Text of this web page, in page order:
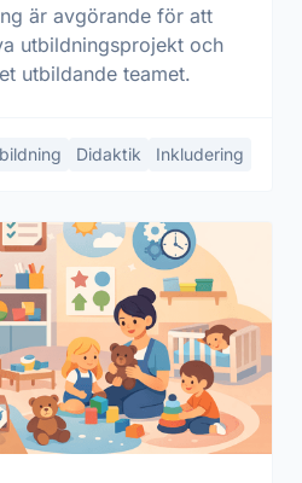
är avgörande för att
utbildningsprojekt och
utbildande teamet.
Didaktik Inkludering